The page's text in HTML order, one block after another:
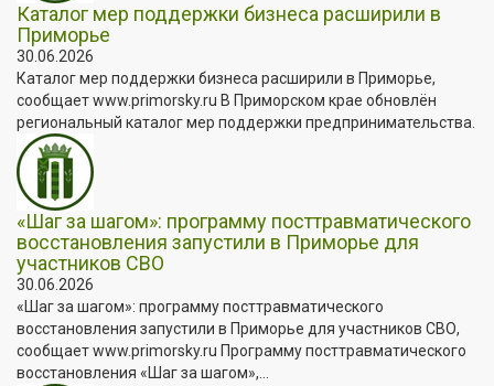
Каталог мер поддержки бизнеса расширили в
Приморье
30.06.2026
Каталог мер поддержки бизнеса расширили в Приморье,
сообщает www.primorsky.ru В Приморском крае обновлён
региональный каталог мер поддержки предпринимательства.
«Шаг за шагом»: программу посттравматического
восстановления запустили в Приморье для
участников СВО
30.06.2026
«Шаг за шагом»: программу посттравматического
восстановления запустили в Приморье для участников СВО,
сообщает www.primorsky.ru Программу посттравматического
восстановления «Шаг за шагом»,...